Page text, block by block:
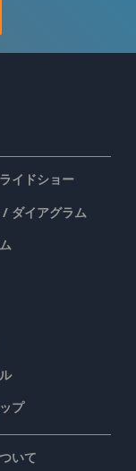
イドショー
ダイアグラム
プ
いて